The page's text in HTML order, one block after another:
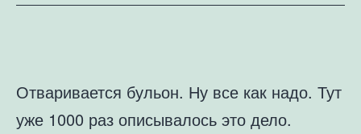
Отваривается бульон. Ну все как надо. Тут
уже 1000 раз описывалось это дело.